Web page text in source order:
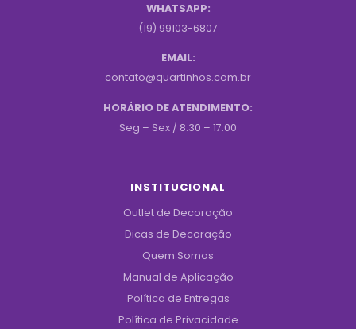
WHATSAPP:
(19) 99103-6807
EMAIL:
contato@quartinhos.com.br
HORÁRIO DE ATENDIMENTO:
Seg – Sex / 8:30 – 17:00
INSTITUCIONAL
Outlet de Decoração
Dicas de Decoração
Quem Somos
Manual de Aplicação
Política de Entregas
Política de Privacidade